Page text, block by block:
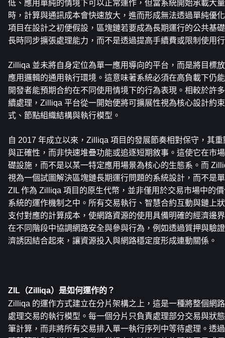
低、應用單純的情境下可以正常運作，但當系統開始承載大
時，計算與通訊成本會快速放大，進而形成無法透過單純優
項目在設計之初便假設，區塊鏈若要成為長期運行的公共基
長時同步擴張處理能力，而不是透過提高手續費或限制使用
Zilliqa 並未將自身定位為單一應用導向的平台，而是將目標
應用邏輯的通用執行環境。這意味著系統必須在高負載下仍
開發者能預期合約在不同使用情境下的行為表現。相較於許
續處理，Zilliqa 平台從一開始便將可擴展性視為核心設計約
式、節點組織結構與執行模型。
自 2017 年成立以來，Zilliqa 項目的發展節奏相對保守，其
與正確性，而非快速堆疊功能或追逐短期敘事。這使它在市
礎設施，而不是以某一特定應用場景為核心的生態系。而
視為一個試圖解決區塊鏈長期運行問題的系統設計，而不是
ZIL 作為 Zilliqa 項目的原生代幣，並非僅用於交易市場中的
系統的運作機制之中。所有交易執行、智慧合約互動與鏈上
支付對應的計算成本，使網路資源的使用具備明確的經濟邊
在不同階段中協調網路安全與參與行為，例如透過質押與驗
濟誘因結合起來，讓資源投入與網路穩定度形成連動關係。
ZIL（Zilliqa）是如何運作的？
Zilliqa 的運作方式建立在分片架構之上，這是一種將整個網
處理交易的執行模型。每一個分片只負責處理部分交易與狀
筆計算，而非將所有交易排入單一執行序列中等待處理。透